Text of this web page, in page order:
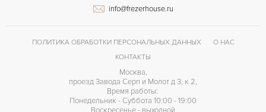
info@frezerhouse.ru
ПОЛИТИКА ОБРАБОТКИ ПЕРСОНАЛЬНЫХ ДАННЫХ
О НАС
КОНТАКТЫ
Москва,
проезд Завода Серп и Молот д 3, к 2,
Время работы:
Понедельник - Суббота 10:00 - 19:00